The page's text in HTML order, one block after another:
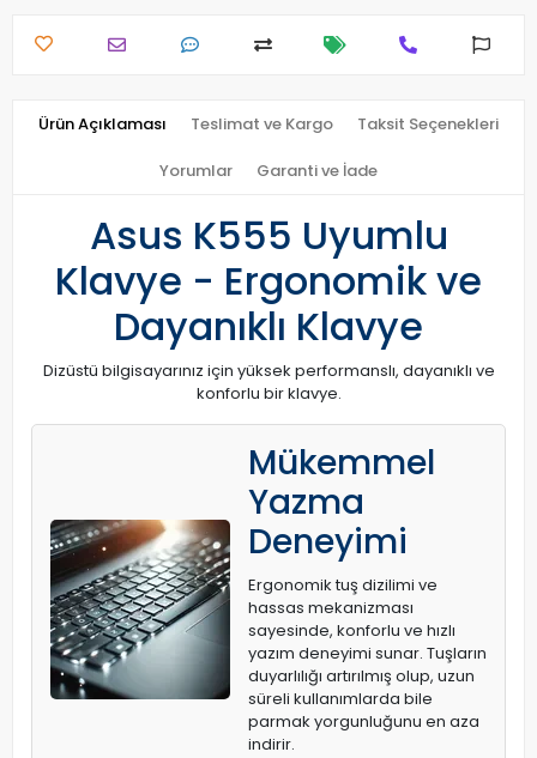
Ürün Açıklaması Teslimat ve Kargo Taksit Seçenekleri
Yorumlar Garanti ve İade
Asus K555 Uyumlu
Klavye - Ergonomik ve
Dayanıklı Klavye
Dizüstü bilgisayarınız için yüksek performanslı, dayanıklı ve
konforlu bir klavye.
Mükemmel
Yazma
Deneyimi
Ergonomik tuş dizilimi ve
hassas mekanizması
sayesinde, konforlu ve hızlı
yazım deneyimi sunar. Tuşların
duyarlılığı artırılmış olup, uzun
süreli kullanımlarda bile
parmak yorgunluğunu en aza
indirir.